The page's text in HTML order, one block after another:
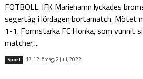
FOTBOLL. IFK Mariehamn lyckades
segertåg i lördagen bortamatch. Mötet
1-1. Formstarka FC Honka, som vunnit
matcher,...
Sport 17:12 lördag, 2 juli, 2022